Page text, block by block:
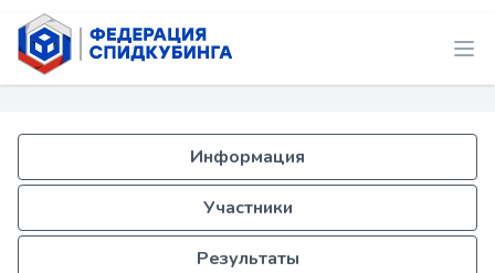
Информация
Участники
Результаты